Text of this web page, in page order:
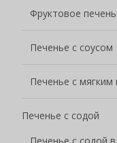
Фруктовое
Печенье с соусом
Печенье с мягким
Печенье с содой
Печенье с содой